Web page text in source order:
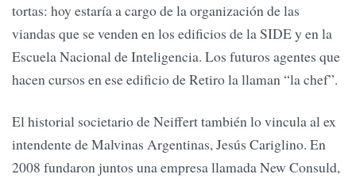
tortas: hoy estaría a cargo de la organización de las
viandas que se venden en los edificios de la SIDE y en la
Escuela Nacional de Inteligencia. Los futuros agentes que
hacen cursos en ese edificio de Retiro la llaman “la chef”.
El historial societario de Neiffert también lo vincula al ex
intendente de Malvinas Argentinas, Jesús Cariglino. En
2008 fundaron juntos una empresa llamada New Consuld,